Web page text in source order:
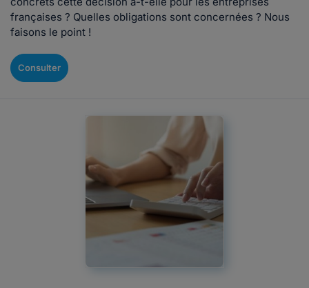
françaises ? Quelles obligations sont concernées ? Nous
faisons le point !
Consulter